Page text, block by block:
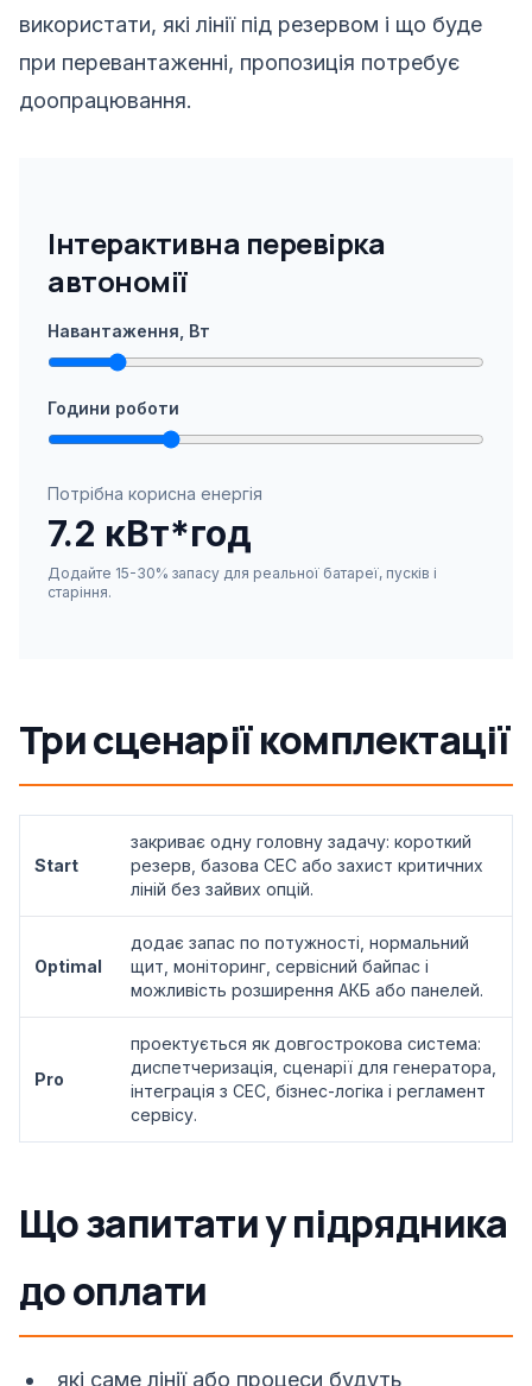
використати, які лінії під резервом і що буде
при перевантаженні, пропозиція потребує
доопрацювання.
Інтерактивна перевірка
автономії
Навантаження, Вт
Години роботи
Потрібна корисна енергія
7.2 кВт*год
Додайте 15-30% запасу для реальної батареї, пусків і
старіння.
Три сценарії комплектації
Start
закриває одну головну задачу: короткий
резерв, базова СЕС або захист критичних
ліній без зайвих опцій.
Optimal
додає запас по потужності, нормальний
щит, моніторинг, сервісний байпас і
можливість розширення АКБ або панелей.
Pro
проектується як довгострокова система:
диспетчеризація, сценарії для генератора,
інтеграція з СЕС, бізнес-логіка і регламент
сервісу.
Що запитати у підрядника
до оплати
які саме лінії або процеси будуть